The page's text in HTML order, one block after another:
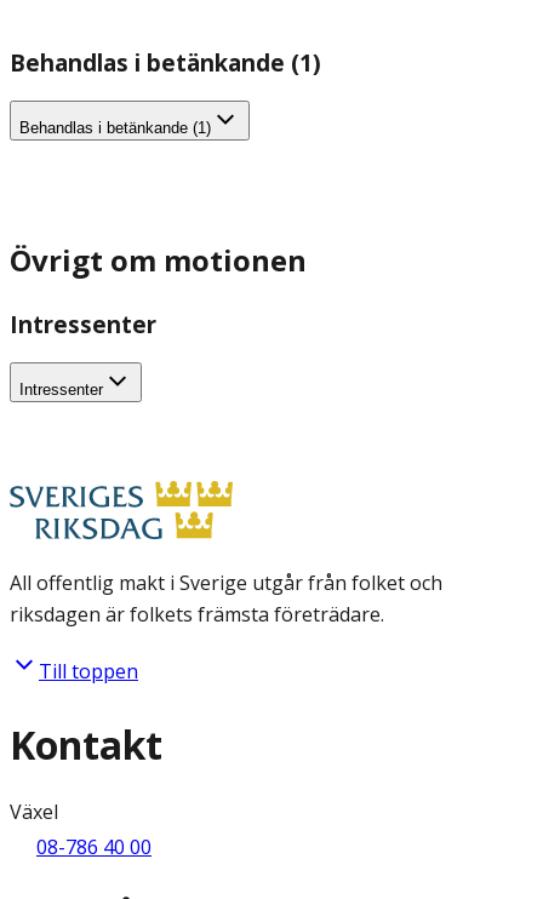
Behandlas i betänkande (1)
Behandlas i betänkande (1)
Övrigt om motionen
Intressenter
Intressenter
All offentlig makt i Sverige utgår från folket och
riksdagen är folkets främsta företrädare.
Till toppen
Kontakt
Växel
08-786 40 00